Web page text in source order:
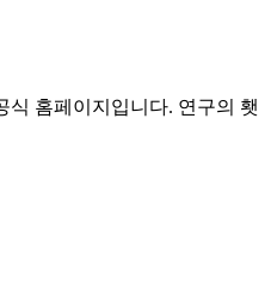
식 홈페이지입니다. 연구의 횃